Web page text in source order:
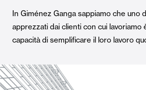
In Giménez Ganga sappiamo che uno
apprezzati dai clienti con cui lavoriamo
capacità di semplificare il loro lavoro